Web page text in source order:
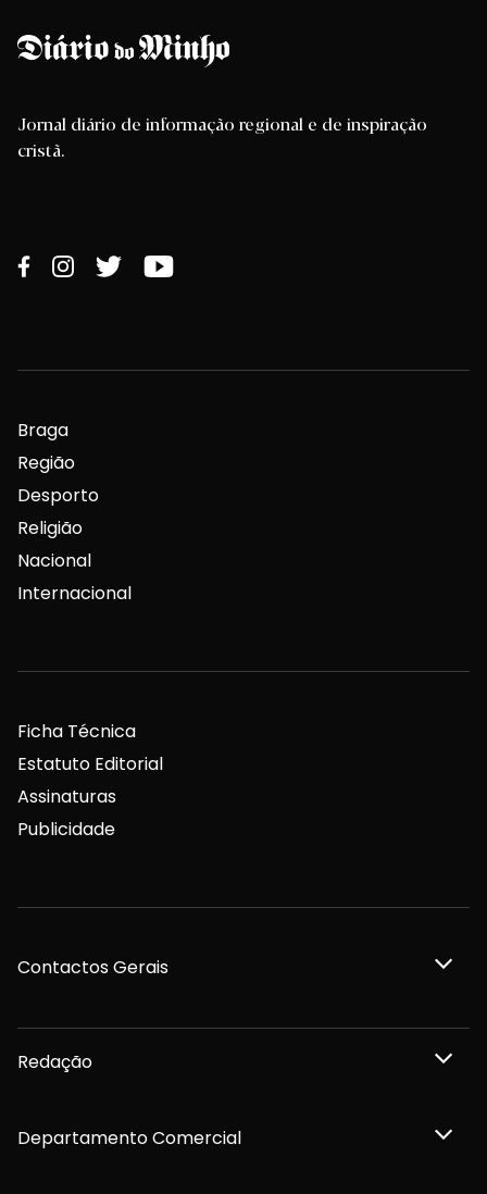
Jornal diário de informação regional e de inspiração
cristã.
Braga
Região
Desporto
Religião
Nacional
Internacional
Ficha Técnica
Estatuto Editorial
Assinaturas
Publicidade
Contactos Gerais
Redação
Departamento Comercial